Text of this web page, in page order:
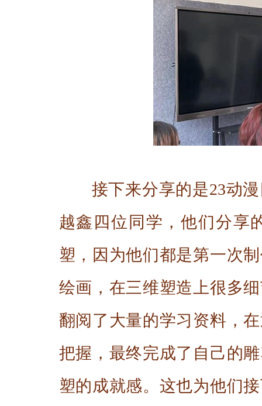
接下来分享的是23动
越鑫四位同学，他们分享
塑，因为他们都是第一次
绘画，在三维塑造上很多
翻阅了大量的学习资料，
把握，最终完成了自己的
塑的成就感。这也为他们